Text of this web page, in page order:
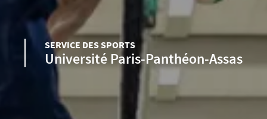
SERVICE DES SPORTS
Université Paris-Panthéon-Assas